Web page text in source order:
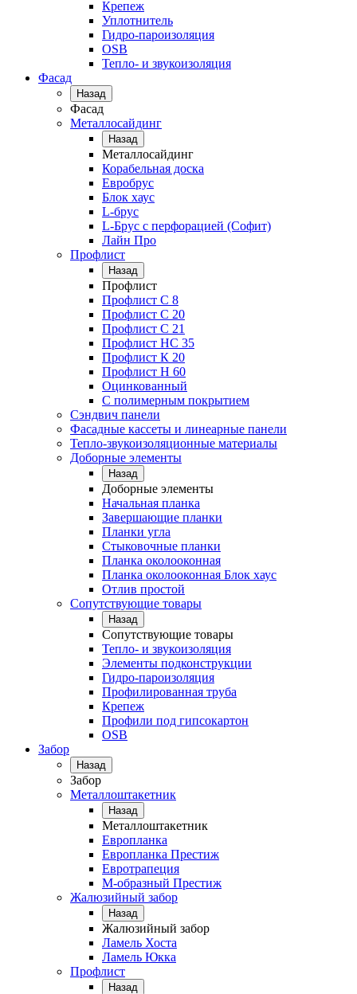
Крепеж
Уплотнитель
Гидро-пароизоляция
OSB
Тепло- и звукоизоляция
Фасад
Назад
Фасад
Металлосайдинг
Назад
Металлосайдинг
Корабельная доска
Евробрус
Блок хаус
L-брус
L-Брус с перфорацией (Софит)
Лайн Про
Профлист
Назад
Профлист
Профлист С 8
Профлист С 20
Профлист C 21
Профлист НС 35
Профлист К 20
Профлист Н 60
Оцинкованный
С полимерным покрытием
Сэндвич панели
Фасадные кассеты и линеарные панели
Тепло-звукоизоляционные материалы
Доборные элементы
Назад
Доборные элементы
Начальная планка
Завершающие планки
Планки угла
Стыковочные планки
Планка околооконная
Планка околооконная Блок хаус
Отлив простой
Сопутствующие товары
Назад
Сопутствующие товары
Тепло- и звукоизоляция
Элементы подконструкции
Гидро-пароизоляция
Профилированная труба
Крепеж
Профили под гипсокартон
OSB
Забор
Назад
Забор
Металлоштакетник
Назад
Металлоштакетник
Европланка
Европланка Престиж
Евротрапеция
М-образный Престиж
Жалюзийный забор
Назад
Жалюзийный забор
Ламель Хоста
Ламель Юкка
Профлист
Назад